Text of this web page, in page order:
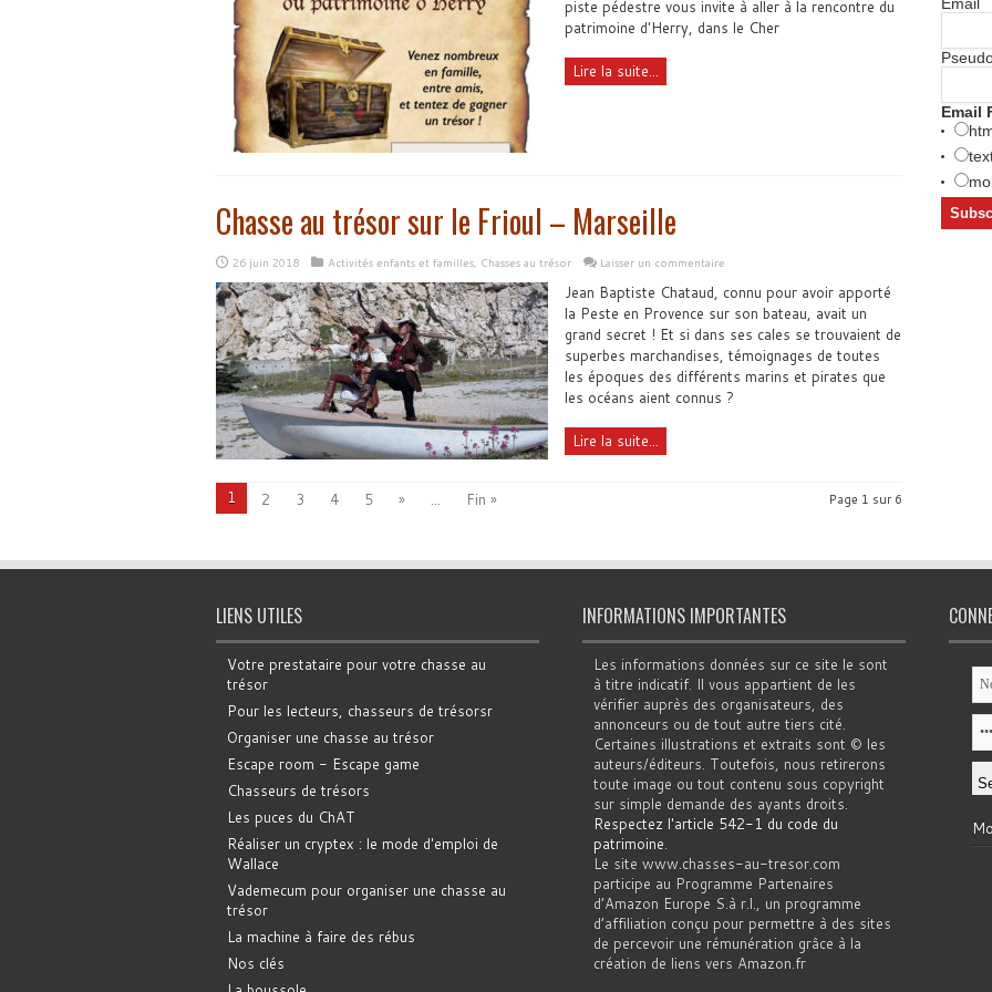
piste pédestre vous invite à aller à la rencontre du
patrimoine d'Herry, dans le Cher
Lire la suite...
Chasse au trésor sur le Frioul – Marseille
26 juin 2018 Activités enfants et familles, Chasses au trésor Laisser un commentaire
Jean Baptiste Chataud, connu pour avoir apporté
la Peste en Provence sur son bateau, avait un
grand secret ! Et si dans ses cales se trouvaient de
superbes marchandises, témoignages de toutes
les époques des différents marins et pirates que
les océans aient connus ?
Lire la suite...
Page 1 sur 6
1 2 3 4 5 » ... Fin »
Email
LIENS UTILES
Votre prestataire pour votre chasse au
trésor
Pour les lecteurs, chasseurs de trésorsr
Organiser une chasse au trésor
Escape room - Escape game
Chasseurs de trésors
Les puces du ChAT
Réaliser un cryptex : le mode d'emploi de
Wallace
Vademecum pour organiser une chasse au
trésor
La machine à faire des rébus
Nos clés
INFORMATIONS IMPORTANTES
Les informations données sur ce site le sont
à titre indicatif. Il vous appartient de les
vérifier auprès des organisateurs, des
annonceurs ou de tout autre tiers cité.
Certaines illustrations et extraits sont © les
auteurs/éditeurs. Toutefois, nous retirerons
toute image ou tout contenu sous copyright
sur simple demande des ayants droits.
Respectez l'article 542-1 du code du
patrimoine.
Le site www.chasses-au-tresor.com
participe au Programme Partenaires
d’Amazon Europe S.à r.l., un programme
d’affiliation conçu pour permettre à des sites
de percevoir une rémunération grâce à la
création de liens vers Amazon.fr